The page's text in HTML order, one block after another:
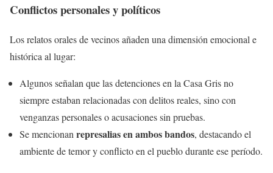
Conflictos personales y políticos
Los relatos orales de vecinos añaden una dimensión emocional e
histórica al lugar:
Algunos señalan que las detenciones en la Casa Gris no
siempre estaban relacionadas con delitos reales, sino con
venganzas personales o acusaciones sin pruebas.
Se mencionan represalias en ambos bandos, destacando el
ambiente de temor y conflicto en el pueblo durante ese período.